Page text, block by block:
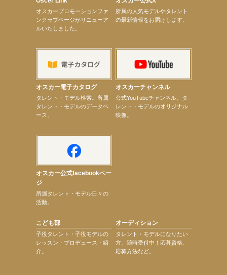
【昆虫ハンター牧田習】8月13日（木）プライムツリー赤池「ふれあい昆虫フェスティバル」トーク
ショーゲスト出演！
【井頭愛海】『小さなお葬式』TV-CM出演！
【定本楓馬】WEB DIGVII 連載企画『東京23時』に登場！
【上戸彩】サントリー「−196」新CM出演！
【elfin’】【小倉舞子】8月9日（日）「MxM’s produce event vol.14」に出演決定！
【elfin’】【辻美優】8月28日（金）「辻美優(elfin’)グレイテスト・ショー」に出演決定！
【elfin’】9月27日（日）「Beauty Voice Theater Reboot Vol.3」開催決定！
オスカープロモーションファ
ンクラブページがリニューア
ルいたしました。
所属の人気モデルやタレント
の最新情報をお届けします。
オスカー電子カタログ
タレント・モデル検索。所属
タレント・モデルのデータベ
ース。
オスカーチャンネル
公式YouTubeチャンネル。タ
レント・モデルのオリジナル
映像。
オスカー公式facebookペー
ジ
所属タレント・モデル日々の
活動。
こども部
子役タレント・子役モデルの
レッスン・プロデュース・紹
介。
オーディション
タレント・モデルになりたい
方、随時受付中！応募資格、
応募方法など。